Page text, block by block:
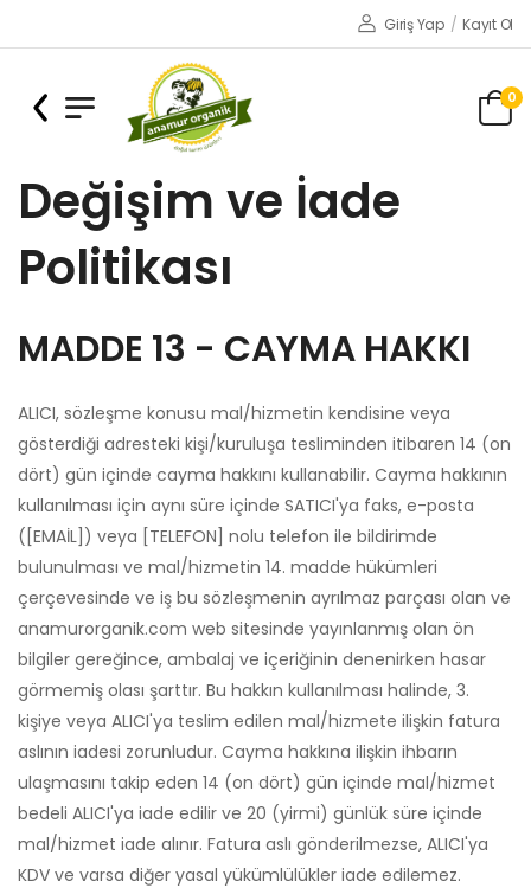
Giriş Yap / Kayıt Ol
0
Değişim ve İade
Politikası
MADDE 13 - CAYMA HAKKI
ALICI, sözleşme konusu mal/hizmetin kendisine veya
gösterdiği adresteki kişi/kuruluşa tesliminden itibaren 14 (on
dört) gün içinde cayma hakkını kullanabilir. Cayma hakkının
kullanılması için aynı süre içinde SATICI'ya faks, e-posta
([EMAİL]) veya [TELEFON] nolu telefon ile bildirimde
bulunulması ve mal/hizmetin 14. madde hükümleri
çerçevesinde ve iş bu sözleşmenin ayrılmaz parçası olan ve
anamurorganik.com web sitesinde yayınlanmış olan ön
bilgiler gereğince, ambalaj ve içeriğinin denenirken hasar
görmemiş olası şarttır. Bu hakkın kullanılması halinde, 3.
kişiye veya ALICI'ya teslim edilen mal/hizmete ilişkin fatura
aslının iadesi zorunludur. Cayma hakkına ilişkin ihbarın
ulaşmasını takip eden 14 (on dört) gün içinde mal/hizmet
bedeli ALICI'ya iade edilir ve 20 (yirmi) günlük süre içinde
mal/hizmet iade alınır. Fatura aslı gönderilmezse, ALICI'ya
KDV ve varsa diğer yasal yükümlülükler iade edilemez.